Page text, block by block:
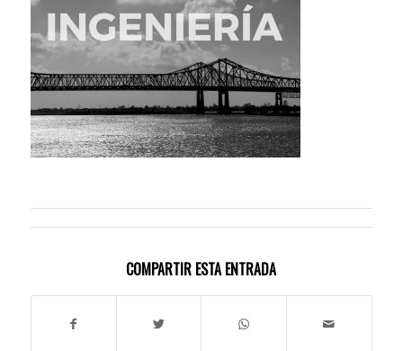
COMPARTIR ESTA ENTRADA